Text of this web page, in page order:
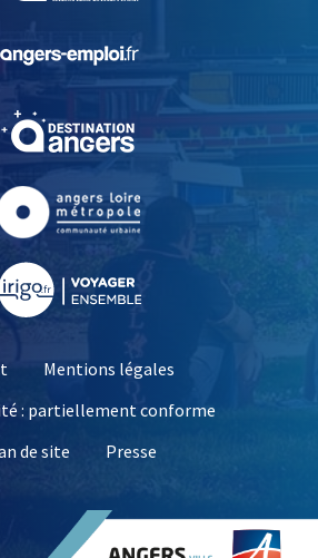
, Ouvre une nouvelle
, Ouvre une nouvelle
Mentions légales
: partiellement conforme
de site
Presse